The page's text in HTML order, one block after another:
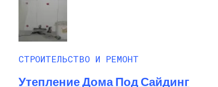
СТРОИТЕЛЬСТВО И РЕМОНТ
Утепление Дома Под Сайдинг